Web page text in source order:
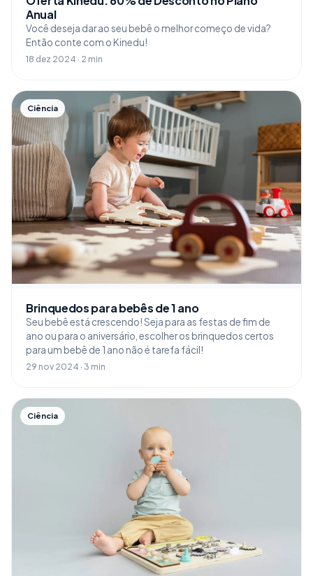
Anual
Você deseja dar ao seu bebê o melhor começo de vida?
Então conte com o Kinedu!
18 dez 2024 · 2 min
Ciência
Brinquedos para bebês de 1 ano
Seu bebê está crescendo! Seja para as festas de fim de
ano ou para o aniversário, escolher os brinquedos certos
para um bebê de 1 ano não é tarefa fácil!
29 nov 2024 · 3 min
Ciência